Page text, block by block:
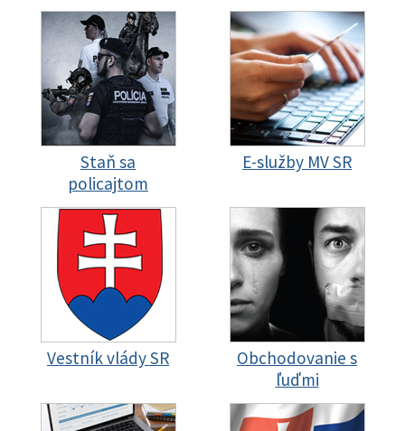
Staň sa
policajtom
E-služby MV SR
Vestník vlády SR
Obchodovanie s
ľuďmi